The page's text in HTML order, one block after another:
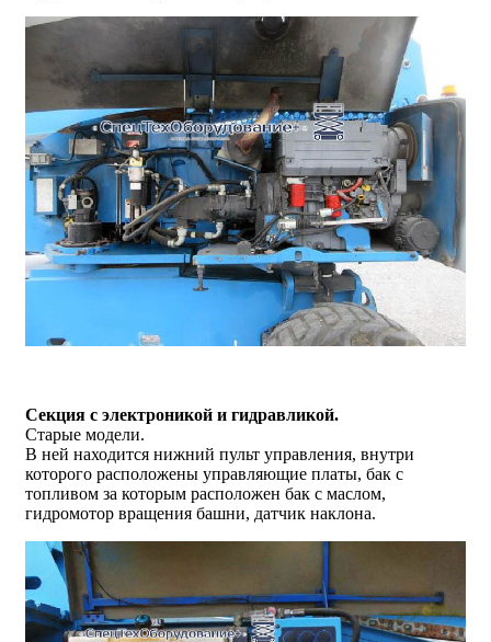
Секция с электроникой и гидравликой.
Старые модели.
В ней находится нижний пульт управления, внутри
которого расположены управляющие платы, бак с
топливом за которым расположен бак с маслом,
гидромотор вращения башни, датчик наклона.